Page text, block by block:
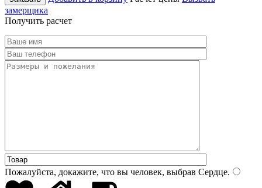
замерщика
Получить расчет
Пожалуйста, докажите, что вы человек, выбрав Сердце.